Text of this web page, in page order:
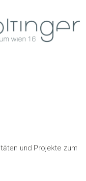
und Projekte zum